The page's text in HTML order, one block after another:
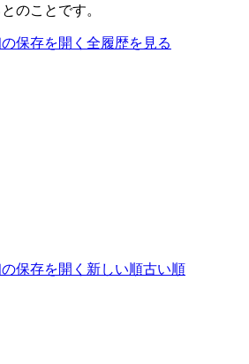
のことです。
保存を開く 全履歴を見る
保存を開く 新しい順古い順